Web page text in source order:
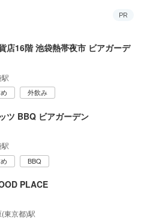
PR
店16階 池袋熱帯夜市 ビアガーデ
外飲み
ツ BBQ ビアガーデン
BBQ
PLACE
(東京都)駅